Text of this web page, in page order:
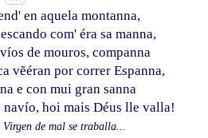
en aquela montanna,
com' éra sa manna,
de mouros, companna
vẽéran por correr Espanna,
e con mui gran sanna
navío, hoi mais Déus lle valla!
Virgen de mal se traballa...